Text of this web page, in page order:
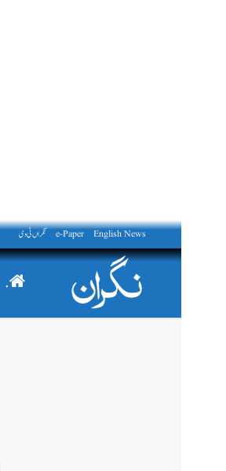
English News
e-Paper نگراں ٹی وی
.